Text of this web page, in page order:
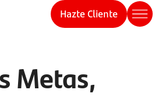
Hazte Cliente
Metas,